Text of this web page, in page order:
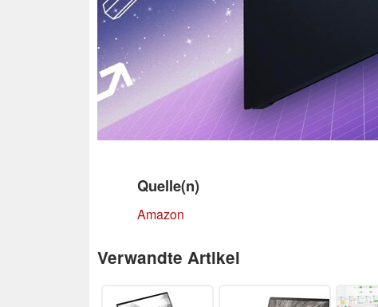
Quelle(n)
Amazon
Verwandte Artikel